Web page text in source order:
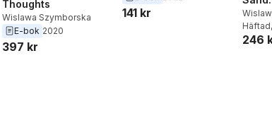
Thoughts
Wislawa Szymborska
E-bok 2020
397 kr
141 kr
Häftad
246